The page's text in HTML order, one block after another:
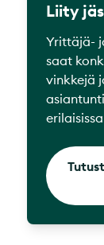
Liity
Yrittäjä-
saat
vinkkejä